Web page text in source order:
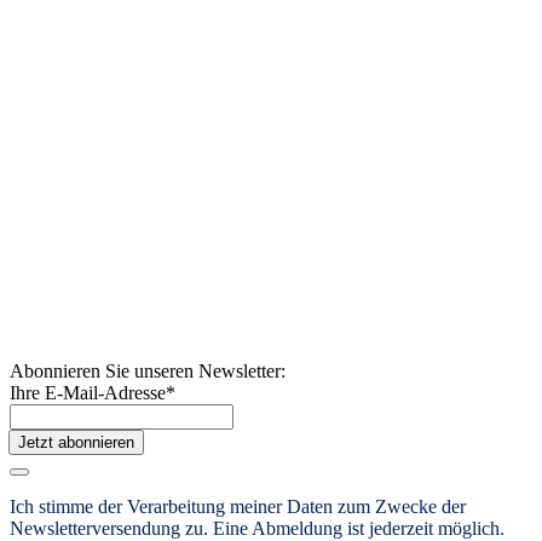
Abonnieren Sie unseren Newsletter:
Ihre E-Mail-Adresse*
Jetzt abonnieren
Ich stimme der Verarbeitung meiner Daten zum Zwecke der
Newsletterversendung zu. Eine Abmeldung ist jederzeit möglich.